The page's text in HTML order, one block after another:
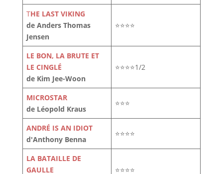
THE LAST VIKING
de Anders Thomas
Jensen
⭐⭐⭐⭐
LE BON, LA BRUTE ET
LE CINGLÉ
de Kim Jee-Woon
⭐⭐⭐⭐1/2
MICROSTAR
de Léopold Kraus
⭐⭐⭐
ANDRÉ IS AN IDIOT
d'Anthony Benna
⭐⭐⭐⭐
LA BATAILLE DE
GAULLE
⭐⭐⭐⭐